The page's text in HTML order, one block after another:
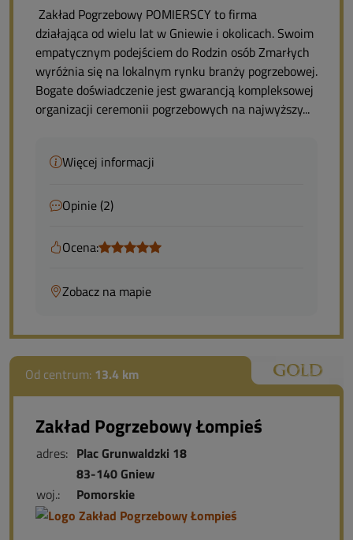
Zakład Pogrzebowy POMIERSCY to firma
działająca od wielu lat w Gniewie i okolicach. Swoim
empatycznym podejściem do Rodzin osób Zmarłych
wyróżnia się na lokalnym rynku branży pogrzebowej.
Bogate doświadczenie jest gwarancją kompleksowej
organizacji ceremonii pogrzebowych na najwyższy...
Więcej informacji
Opinie (2)
Ocena:
Zobacz na mapie
Od centrum: 13.4 km
Zakład Pogrzebowy Łompieś
adres: Plac Grunwaldzki 18
83-140 Gniew
woj.:
Pomorskie